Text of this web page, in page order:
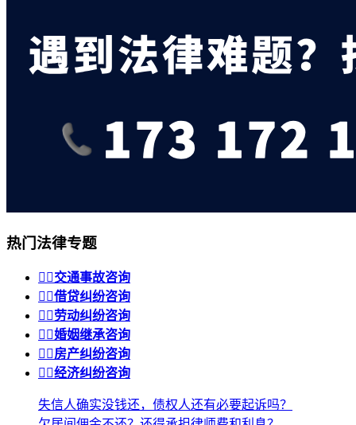
热门法律专题
 交通事故咨询
 借贷纠纷咨询
 劳动纠纷咨询
 婚姻继承咨询
 房产纠纷咨询
 经济纠纷咨询
失信人确实没钱还，债权人还有必要起诉吗？